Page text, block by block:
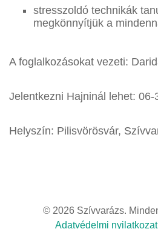
stresszoldó technikák
megkönnyítjük a
A foglalkozásokat vezeti:
Jelentkezni Hajninál lehet: 06-
Helyszín: Pilisvörösvár,
© 2026 Szívvarázs.
Adatvédelmi nyilatkozat